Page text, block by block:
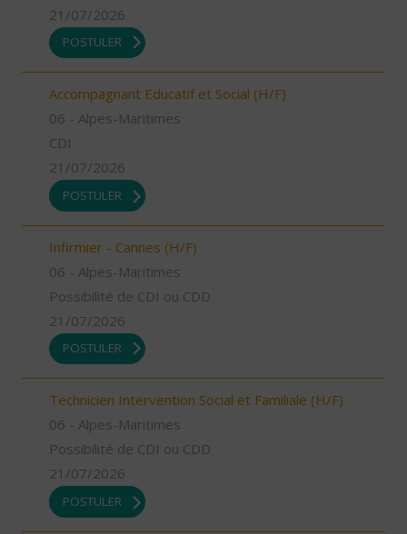
21/07/2026
POSTULER
Accompagnant Educatif et Social (H/F)
06 - Alpes-Maritimes
CDI
21/07/2026
POSTULER
Infirmier - Cannes (H/F)
06 - Alpes-Maritimes
Possibilité de CDI ou CDD
21/07/2026
POSTULER
Technicien Intervention Social et Familiale (H/F)
06 - Alpes-Maritimes
Possibilité de CDI ou CDD
21/07/2026
POSTULER